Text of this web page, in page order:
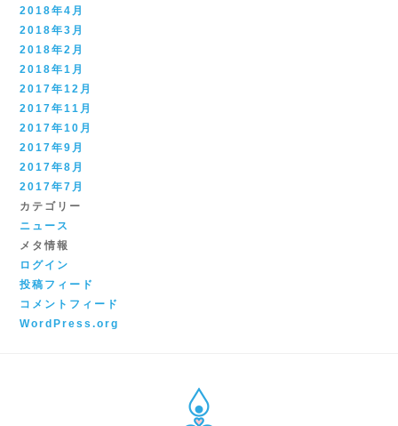
2018年4月
2018年3月
2018年2月
2018年1月
2017年12月
2017年11月
2017年10月
2017年9月
2017年8月
2017年7月
カテゴリー
ニュース
メタ情報
ログイン
投稿フィード
コメントフィード
WordPress.org